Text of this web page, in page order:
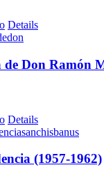
Details
Don Ramón
Details
(1957-1962)